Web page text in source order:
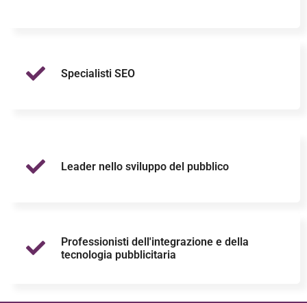
Specialisti SEO
Leader nello sviluppo del pubblico
Professionisti dell'integrazione e della
tecnologia pubblicitaria